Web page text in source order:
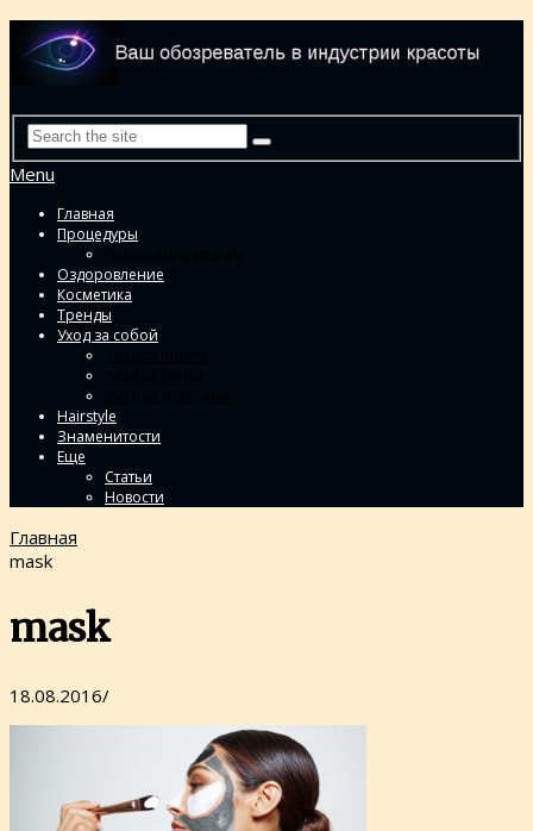
Menu
Главная
Процедуры
Оздоровление
Косметика
Тренды
Уход за собой
Hairstyle
Знаменитости
Еще
Статьи
Новости
Главная
mask
mask
18.08.2016/